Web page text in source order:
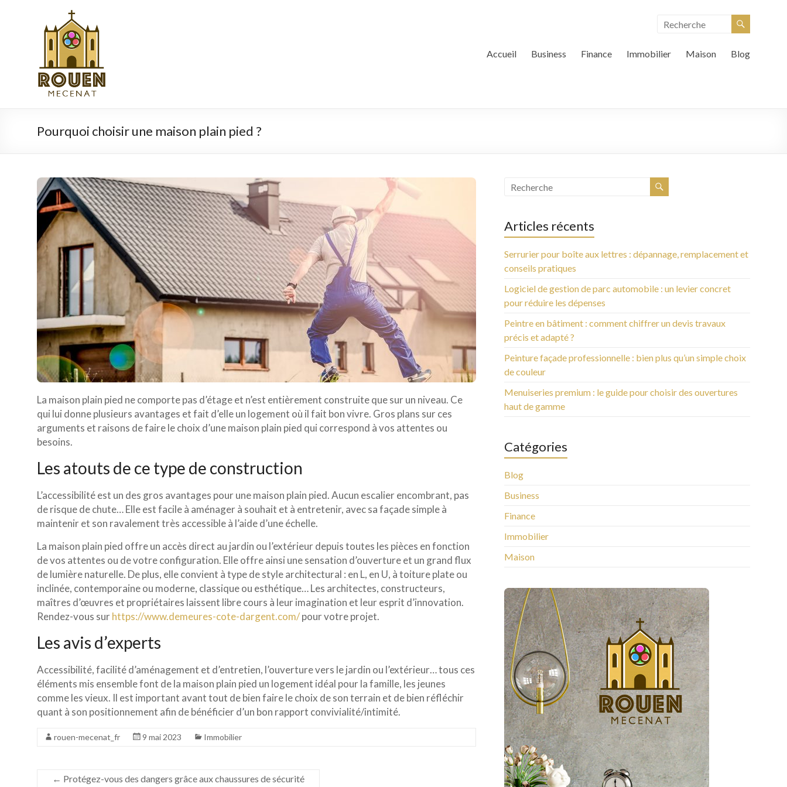
rouen-
mecenat.fr
Accueil Business Finance Immobilier Maison Blog
Pourquoi choisir une maison plain pied ?
La maison plain pied ne comporte pas d’étage et n’est entièrement construite que sur un niveau. Ce
qui lui donne plusieurs avantages et fait d’elle un logement où il fait bon vivre. Gros plans sur ces
arguments et raisons de faire le choix d’une maison plain pied qui correspond à vos attentes ou
besoins.
Les atouts de ce type de construction
L’accessibilité est un des gros avantages pour une maison plain pied. Aucun escalier encombrant, pas
de risque de chute… Elle est facile à aménager à souhait et à entretenir, avec sa façade simple à
maintenir et son ravalement très accessible à l’aide d’une échelle.
La maison plain pied offre un accès direct au jardin ou l’extérieur depuis toutes les pièces en fonction
de vos attentes ou de votre configuration. Elle offre ainsi une sensation d’ouverture et un grand flux
de lumière naturelle. De plus, elle convient à type de style architectural : en L, en U, à toiture plate ou
inclinée, contemporaine ou moderne, classique ou esthétique… Les architectes, constructeurs,
maîtres d’œuvres et propriétaires laissent libre cours à leur imagination et leur esprit d’innovation.
Rendez-vous surhttps://www.demeures-cote-dargent.com/pour votre projet.
Les avis d’experts
Accessibilité, facilité d’aménagement et d’entretien, l’ouverture vers le jardin ou l’extérieur… tous ces
éléments mis ensemble font de la maison plain pied un logement idéal pour la famille, les jeunes
comme les vieux. Il est important avant tout de bien faire le choix de son terrain et de bien réfléchir
quant à son positionnement afin de bénéficier d’un bon rapport convivialité/intimité.
rouen-mecenat_fr 9 mai 2023 Immobilier
← Protégez-vous des dangers grâce aux chaussures de sécurité
Articles récents
Serrurier pour boîte aux lettres : dépannage, remplacement et
conseils pratiques
Logiciel de gestion de parc automobile : un levier concret
pour réduire les dépenses
Peintre en bâtiment : comment chiffrer un devis travaux
précis et adapté ?
Peinture façade professionnelle : bien plus qu’un simple choix
de couleur
Menuiseries premium : le guide pour choisir des ouvertures
haut de gamme
Catégories
Blog
Business
Finance
Immobilier
Maison